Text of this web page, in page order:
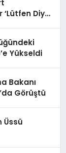
Diye
Yükseldi
Bakanı
Görüştü
Üssü